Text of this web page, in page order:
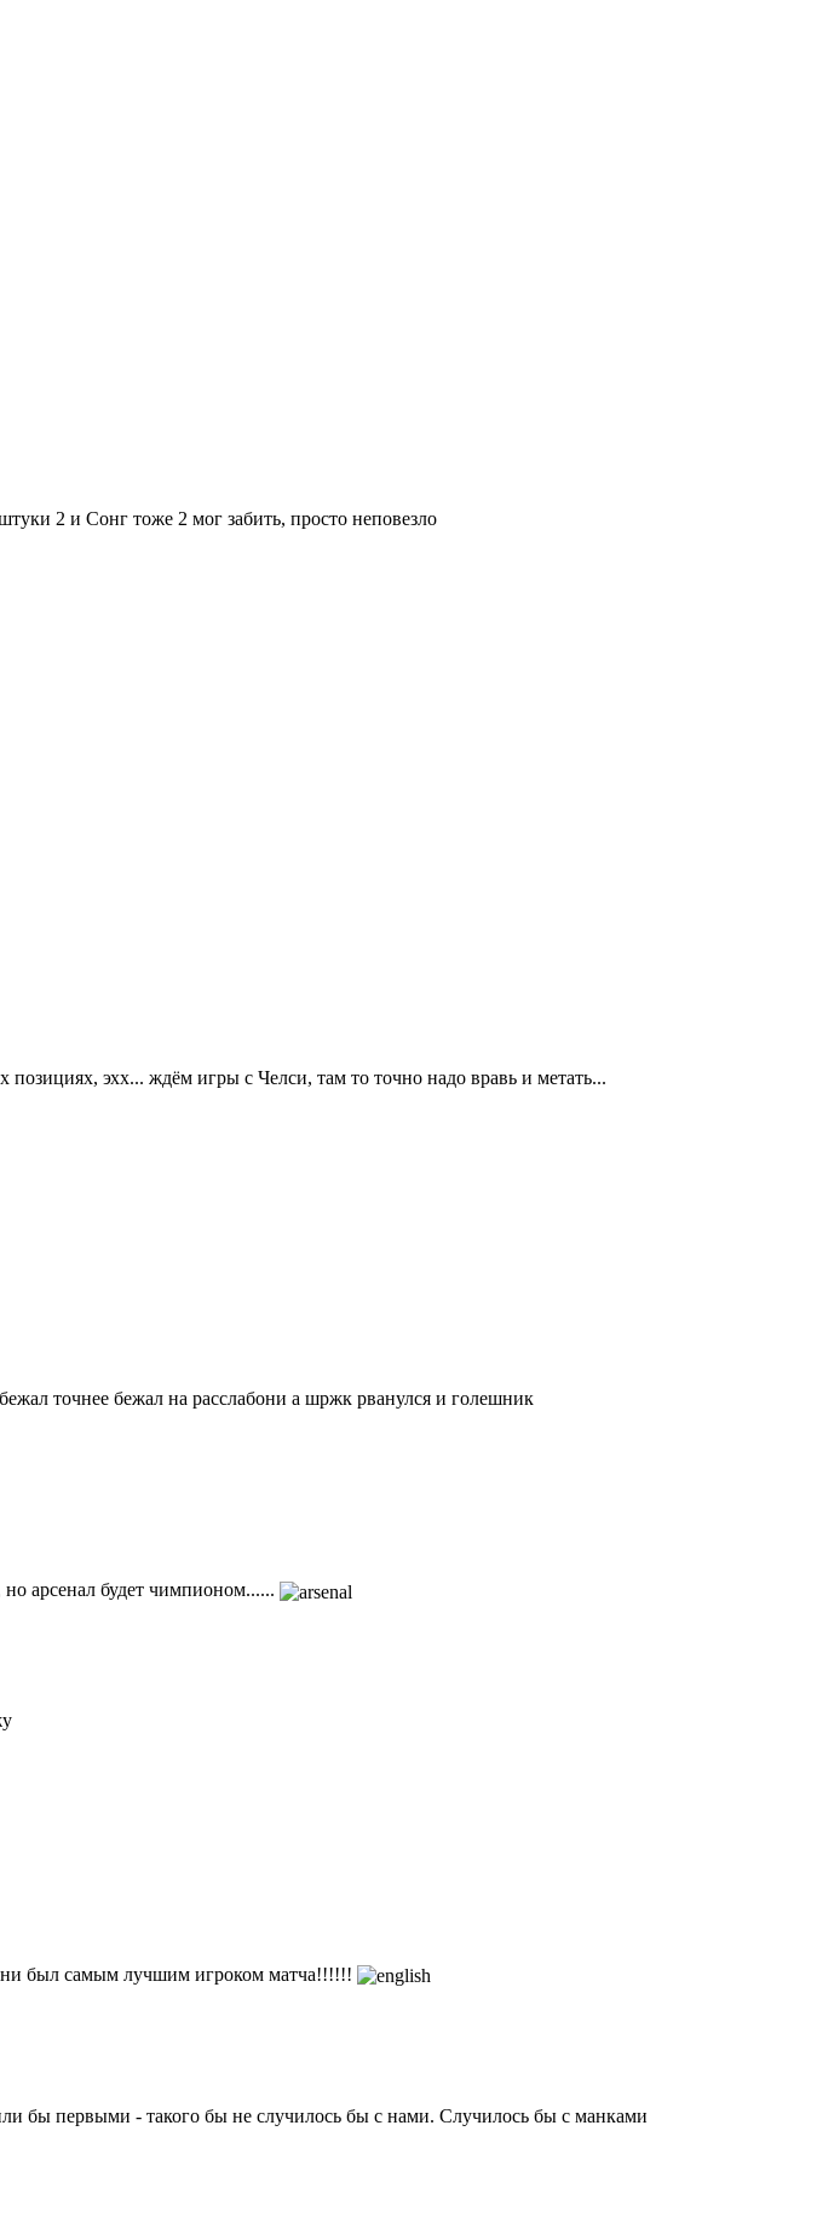
2 и Сонг тоже 2 мог забить, просто неповезло
эхх... ждём игры с Челси, там то точно надо вравь и метать...
точнее бежал на расслабони а шржк рванулся и голешник
арсенал будет чимпионом......
был самым лучшим игроком матча!!!!!!
бы первыми - такого бы не случилось бы с нами. Случилось бы с манками